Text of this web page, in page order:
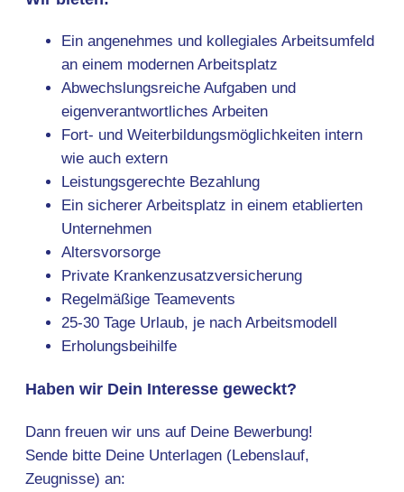
Ein angenehmes und kollegiales Arbeitsumfeld
an einem modernen Arbeitsplatz
Abwechslungsreiche Aufgaben und
eigenverantwortliches Arbeiten
Fort- und Weiterbildungsmöglichkeiten intern
wie auch extern
Leistungsgerechte Bezahlung
Ein sicherer Arbeitsplatz in einem etablierten
Unternehmen
Altersvorsorge
Private Krankenzusatzversicherung
Regelmäßige Teamevents
25-30 Tage Urlaub, je nach Arbeitsmodell
Erholungsbeihilfe
Haben wir Dein Interesse geweckt?
Dann freuen wir uns auf Deine Bewerbung!
Sende bitte Deine Unterlagen (Lebenslauf,
Zeugnisse) an: